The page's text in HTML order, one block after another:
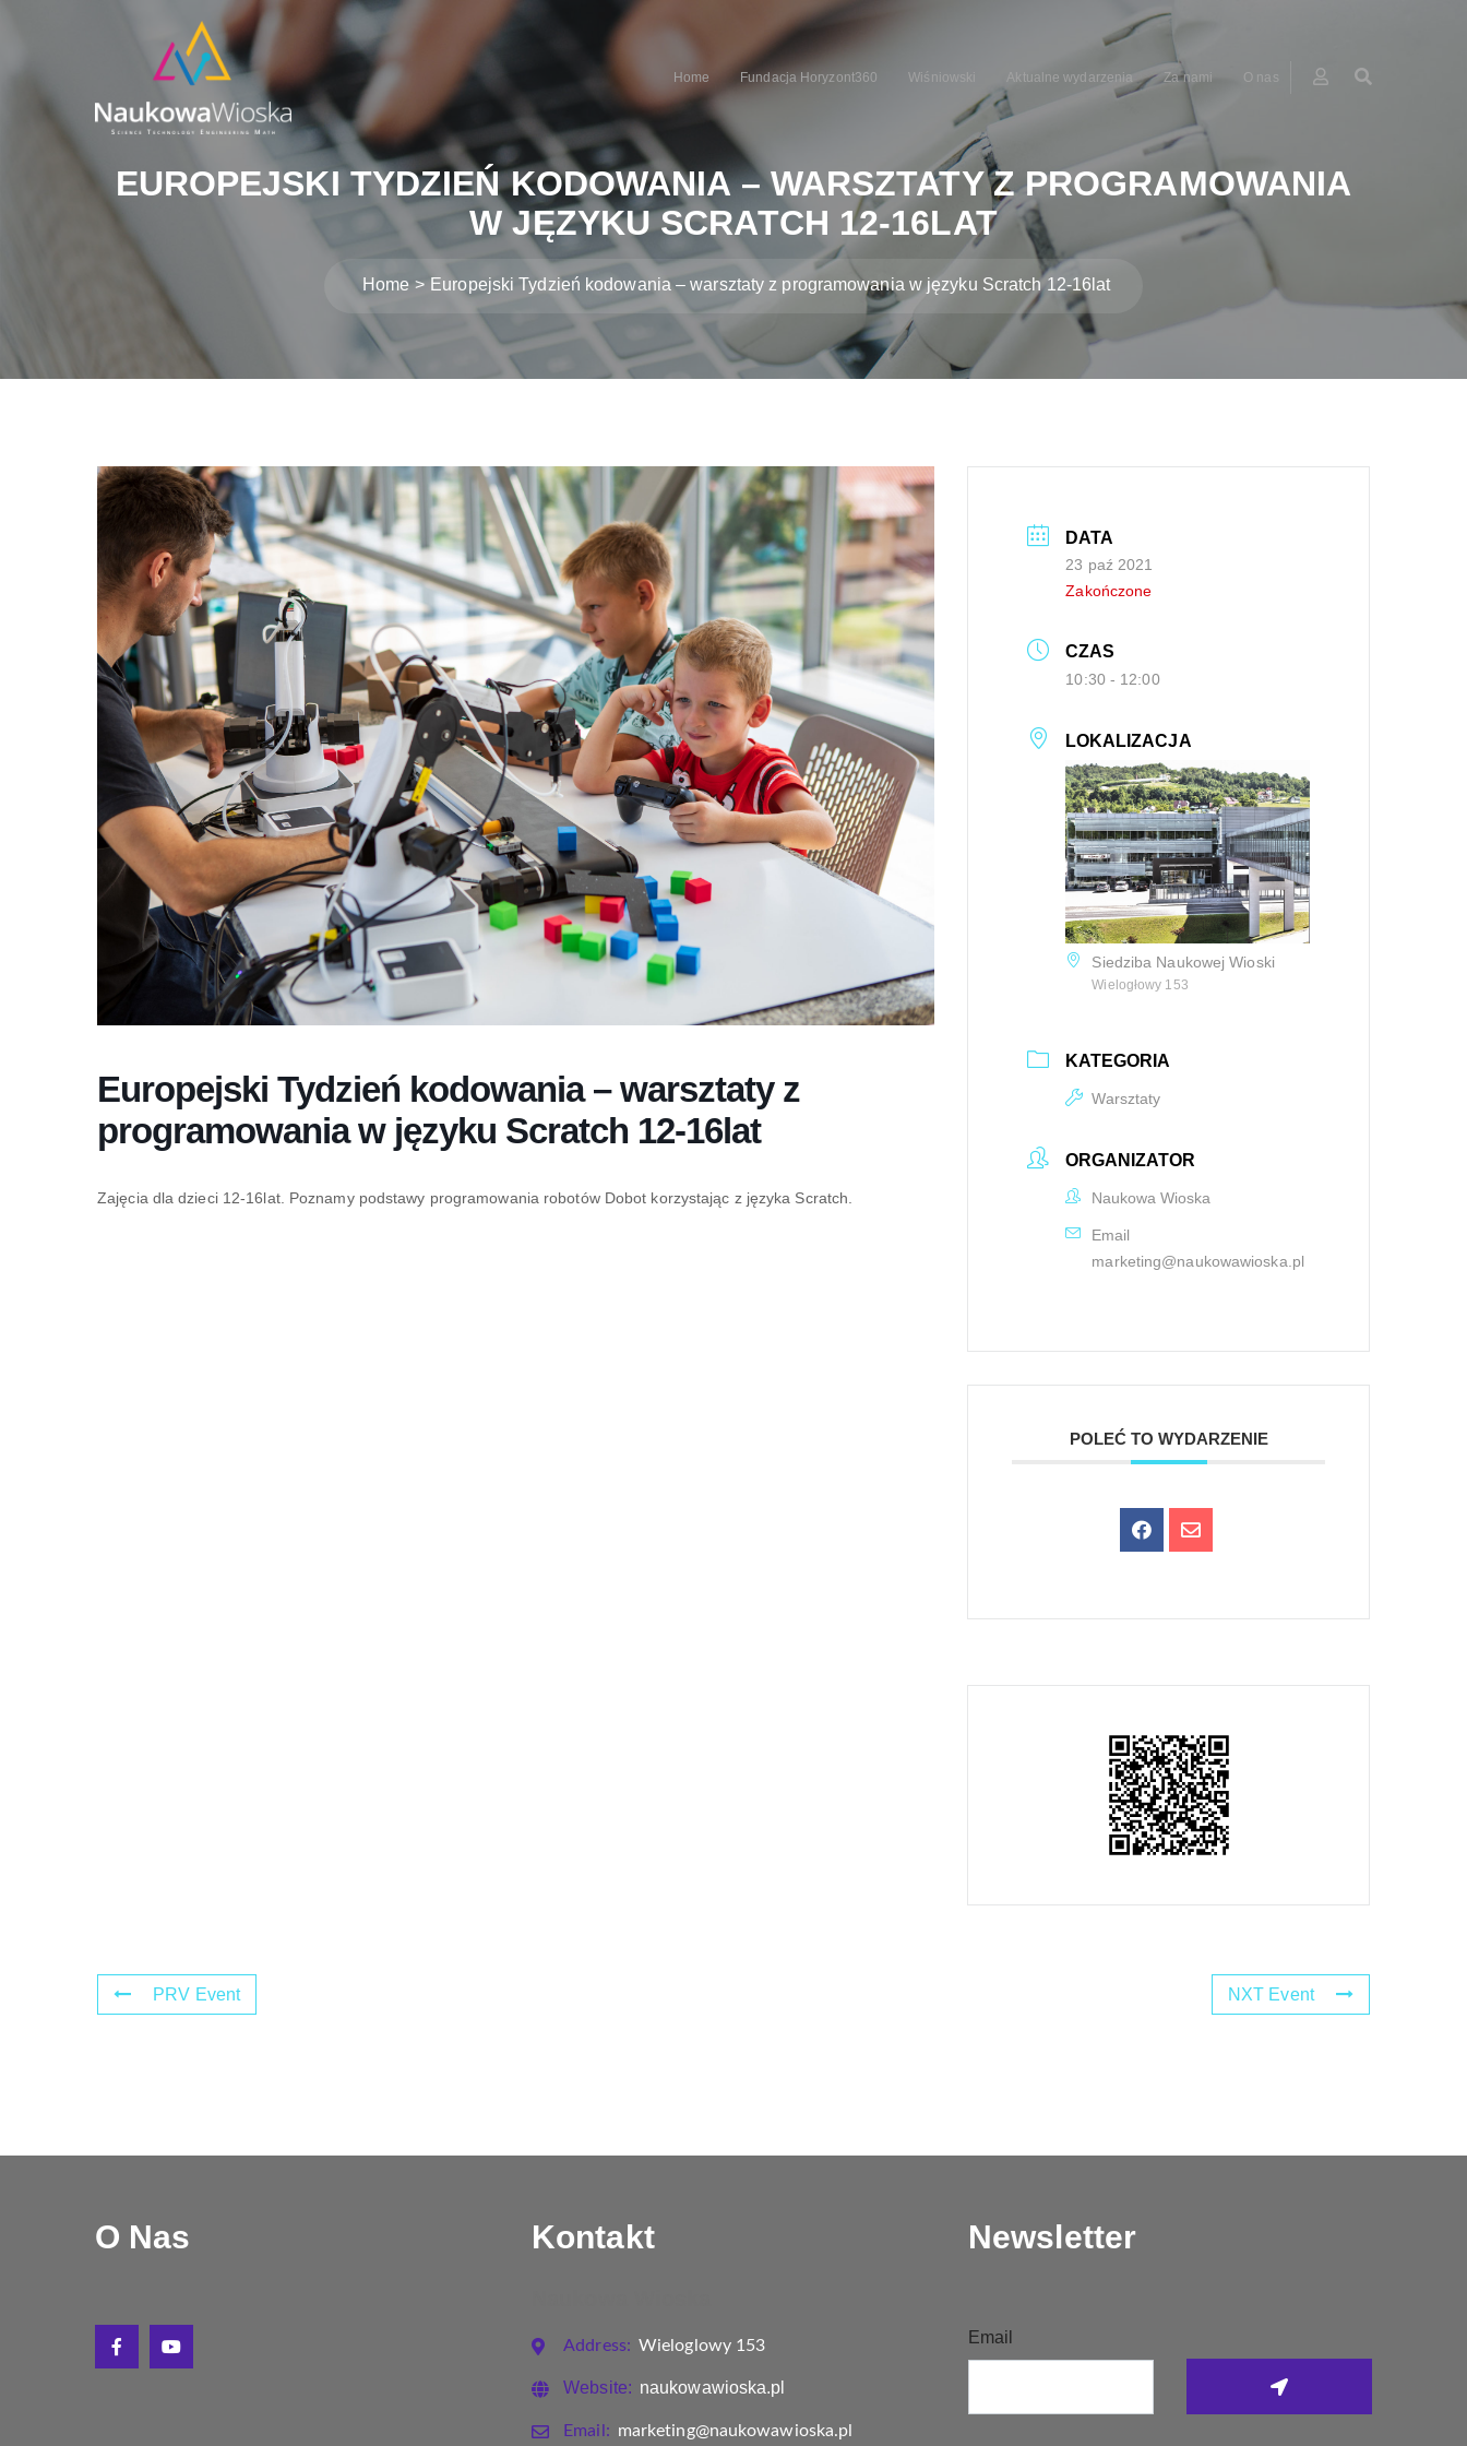
Home Fundacja Horyzont360 Wiśniowski Aktualne wydarzenia Za nami O nas
EUROPEJSKI TYDZIEŃ KODOWANIA – WARSZTATY Z PROGRAMOWANIA
W JĘZYKU SCRATCH 12-16LAT
Home Europejski Tydzień kodowania – warsztaty z programowania w języku Scratch 12-16lat
Europejski Tydzień kodowania – warsztaty z
programowania w języku Scratch 12-16lat
Zajęcia dla dzieci 12-16lat. Poznamy podstawy programowania robotów Dobot korzystając z języka Scratch.
DATA
23 paź 2021
Zakończone
CZAS
10:30 - 12:00
LOKALIZACJA
Siedziba Naukowej Wioski
Wielogłowy 153
KATEGORIA
Warsztaty
ORGANIZATOR
Naukowa Wioska
Email
marketing@naukowawioska.pl
POLEĆ TO WYDARZENIE
PRV Event NXT Event
O Nas Kontakt
Address: Wieloglowy 153
Website: naukowawioska.pl
Email: marketing@naukowawioska.pl
Newsletter
Email